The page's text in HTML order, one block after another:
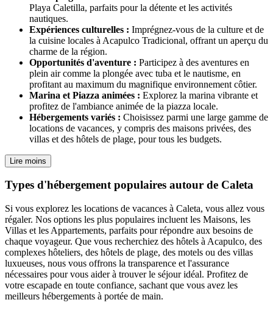
Playa Caletilla, parfaits pour la détente et les activités
nautiques.
Expériences culturelles : Imprégnez-vous de la culture et de
la cuisine locales à Acapulco Tradicional, offrant un aperçu du
charme de la région.
Opportunités d'aventure : Participez à des aventures en
plein air comme la plongée avec tuba et le nautisme, en
profitant au maximum du magnifique environnement côtier.
Marina et Piazza animées : Explorez la marina vibrante et
profitez de l'ambiance animée de la piazza locale.
Hébergements variés : Choisissez parmi une large gamme de
locations de vacances, y compris des maisons privées, des
villas et des hôtels de plage, pour tous les budgets.
Lire moins
Types d'hébergement populaires autour de Caleta
Si vous explorez les locations de vacances à Caleta, vous allez vous
régaler. Nos options les plus populaires incluent les Maisons, les
Villas et les Appartements, parfaits pour répondre aux besoins de
chaque voyageur. Que vous recherchiez des hôtels à Acapulco, des
complexes hôteliers, des hôtels de plage, des motels ou des villas
luxueuses, nous vous offrons la transparence et l'assurance
nécessaires pour vous aider à trouver le séjour idéal. Profitez de
votre escapade en toute confiance, sachant que vous avez les
meilleurs hébergements à portée de main.